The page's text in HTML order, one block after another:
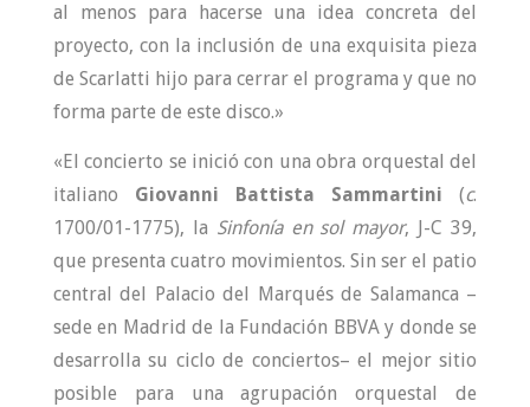
al menos para hacerse una idea concreta del
proyecto, con la inclusión de una exquisita pieza
de Scarlatti hijo para cerrar el programa y que no
forma parte de este disco.»
«El concierto se inició con una obra orquestal del
italiano Giovanni Battista Sammartini (c.
1700/01-1775), la Sinfonía en sol mayor, J-C 39,
que presenta cuatro movimientos. Sin ser el patio
central del Palacio del Marqués de Salamanca –
sede en Madrid de la Fundación BBVA y donde se
desarrolla su ciclo de conciertos– el mejor sitio
posible para una agrupación orquestal de